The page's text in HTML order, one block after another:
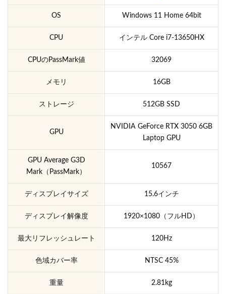
OS Windows 11 Home 64bit
CPU インテル Core i7-13650HX
CPUのPassMark値 32069
メモリ 16GB
ストレージ 512GB SSD
GPU
NVIDIA GeForce RTX 3050 6GB
Laptop GPU
GPU Average G3D
Mark（PassMark）
10567
ディスプレイサイズ 15.6インチ
ディスプレイ解像度 1920×1080（フルHD）
最大リフレッシュレート 120Hz
色域カバー率 NTSC 45%
重量 2.81kg